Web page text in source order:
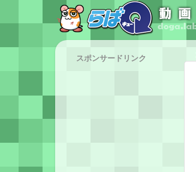
スポンサードリンク